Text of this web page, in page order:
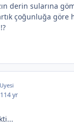
derin sularına
çoğunluğa göre
14 yr